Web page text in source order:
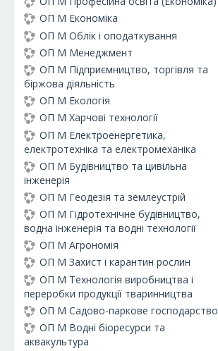
ОП М Економіка
ОП М Облік і оподаткування
ОП М Менеджмент
ОП М Підприємництво, торгівля та
біржова діяльність
ОП М Екологія
ОП М Харчові технології
ОП М Електроенергетика,
електротехніка та електромеханіка
ОП М Будівництво та цивільна
інженерія
ОП М Геодезія та землеустрій
ОП М Гідротехнічне будівництво,
водна інженерія та водні технології
ОП М Агрономія
ОП М Захист і карантин рослин
ОП М Технологія виробництва і
переробки продукції тваринництва
ОП М Садово-паркове господарство
ОП М Водні біоресурси та
аквакультура